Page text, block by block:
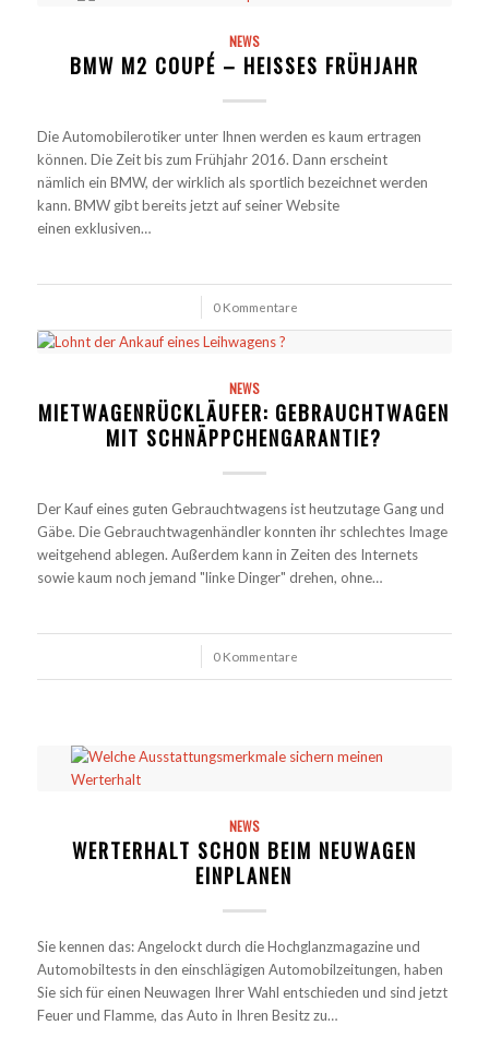
NEWS
BMW M2 COUPÉ – HEISSES FRÜHJAHR
Die Automobilerotiker unter Ihnen werden es kaum ertragen
können. Die Zeit bis zum Frühjahr 2016. Dann erscheint
nämlich ein BMW, der wirklich als sportlich bezeichnet werden
kann. BMW gibt bereits jetzt auf seiner Website
einen exklusiven…
0 Kommentare
NEWS
MIETWAGENRÜCKLÄUFER: GEBRAUCHTWAGEN
MIT SCHNÄPPCHENGARANTIE?
Der Kauf eines guten Gebrauchtwagens ist heutzutage Gang und
Gäbe. Die Gebrauchtwagenhändler konnten ihr schlechtes Image
weitgehend ablegen. Außerdem kann in Zeiten des Internets
sowie kaum noch jemand "linke Dinger" drehen, ohne…
0 Kommentare
NEWS
WERTERHALT SCHON BEIM NEUWAGEN
EINPLANEN
Sie kennen das: Angelockt durch die Hochglanzmagazine und
Automobiltests in den einschlägigen Automobilzeitungen, haben
Sie sich für einen Neuwagen Ihrer Wahl entschieden und sind jetzt
Feuer und Flamme, das Auto in Ihren Besitz zu…